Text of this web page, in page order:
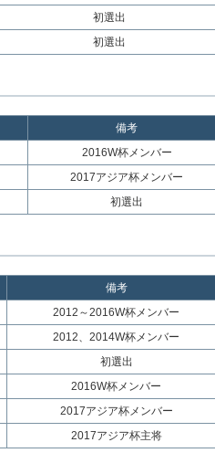
初選出
初選出
備考
2016W杯メンバー
2017アジア杯メンバー
初選出
備考
2012～2016W杯メンバー
2012、2014W杯メンバー
初選出
2016W杯メンバー
2017アジア杯メンバー
2017アジア杯主将